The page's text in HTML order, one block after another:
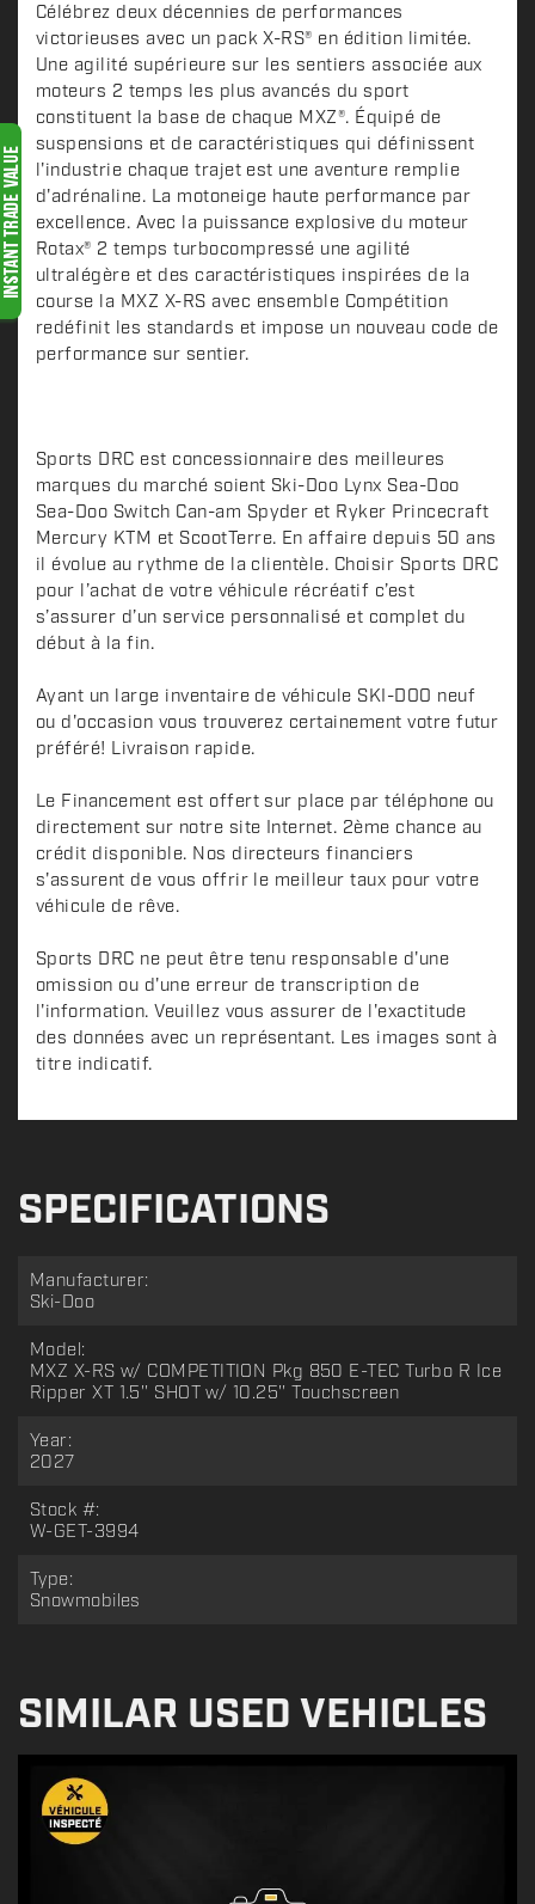
r
i
p
t
i
o
n
Célébrez deux décennies de performances
victorieuses avec un pack X-RS® en édition limitée.
Une agilité supérieure sur les sentiers associée aux
moteurs 2 temps les plus avancés du sport
constituent la base de chaque MXZ®. Équipé de
suspensions et de caractéristiques qui définissent
l'industrie chaque trajet est une aventure remplie
d'adrénaline. La motoneige haute performance par
excellence. Avec la puissance explosive du moteur
Rotax® 2 temps turbocompressé une agilité
ultralégère et des caractéristiques inspirées de la
course la MXZ X-RS avec ensemble Compétition
redéfinit les standards et impose un nouveau code de
performance sur sentier.
Sports DRC est concessionnaire des meilleures
marques du marché soient Ski-Doo Lynx Sea-Doo
Sea-Doo Switch Can-am Spyder et Ryker Princecraft
Mercury KTM et ScootTerre. En affaire depuis 50 ans
il évolue au rythme de la clientèle. Choisir Sports DRC
pour l’achat de votre véhicule récréatif c’est
s’assurer d’un service personnalisé et complet du
début à la fin.
Ayant un large inventaire de véhicule SKI-DOO neuf
ou d'occasion vous trouverez certainement votre futur
préféré! Livraison rapide.
Le Financement est offert sur place par téléphone ou
directement sur notre site Internet. 2ème chance au
crédit disponible. Nos directeurs financiers
s'assurent de vous offrir le meilleur taux pour votre
véhicule de rêve.
Sports DRC ne peut être tenu responsable d'une
omission ou d'une erreur de transcription de
l'information. Veuillez vous assurer de l'exactitude
des données avec un représentant. Les images sont à
titre indicatif.
SPECIFICATIONS
Manufacturer:
Ski-Doo
Model:
MXZ X-RS w/ COMPETITION Pkg 850 E-TEC Turbo R Ice
Ripper XT 1.5'' SHOT w/ 10.25'' Touchscreen
Year:
2027
Stock #:
W-GET-3994
Type:
Snowmobiles
SIMILAR USED VEHICLES